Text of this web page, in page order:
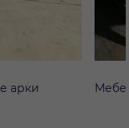
арки